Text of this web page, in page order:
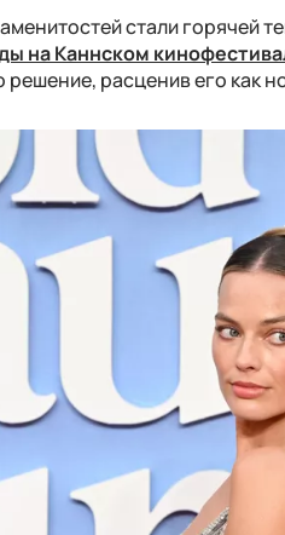
стали горячей
на Каннском
решение, расценив его как